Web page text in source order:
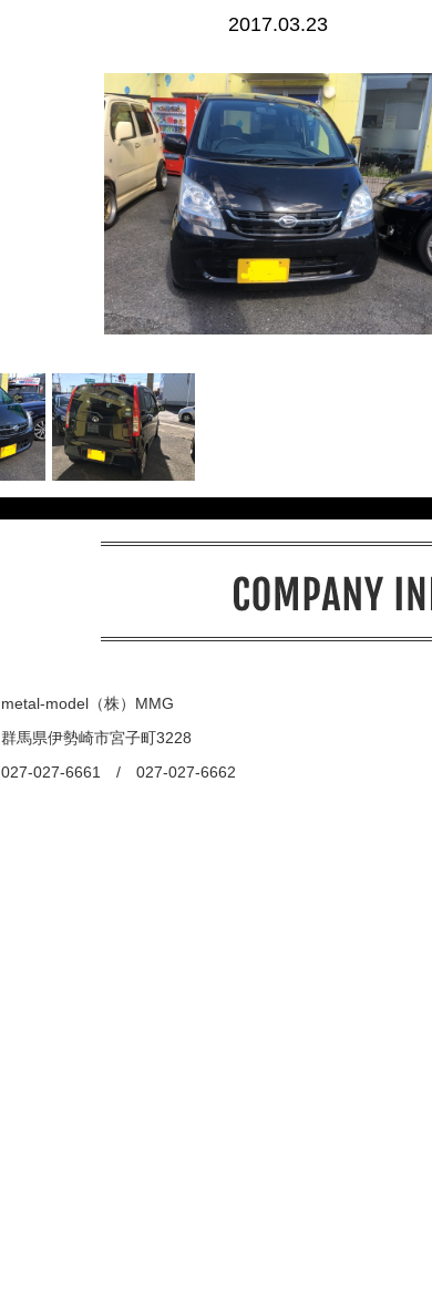
2017.03.23
metal-model（株）MMG
群馬県伊勢崎市宮子町3228
027-027-6661 / 027-027-6662